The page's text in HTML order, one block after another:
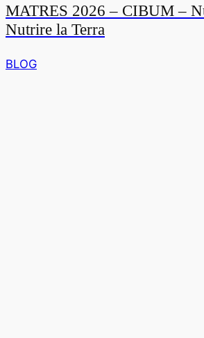
MATRES 2026 – CIBUM –
Nutrire la Terra
BLOG